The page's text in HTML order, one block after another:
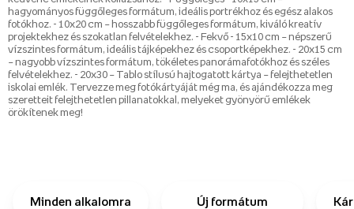
hagyományos függőleges formátum, ideális portrékhoz és egész alakos
fotókhoz. - 10x20 cm – hosszabb függőleges formátum, kiváló kreatív
projektekhez és szokatlan felvételekhez. - Fekvő - 15x10 cm – népszerű
vízszintes formátum, ideális tájképekhez és csoportképekhez. - 20x15 cm
– nagyobb vízszintes formátum, tökéletes panorámafotókhoz és széles
felvételekhez. - 20x30 – Tablo stílusú hajtogatott kártya – felejthetetlen
iskolai emlék. Tervezze meg fotókártyáját még ma, és ajándékozza meg
szeretteit felejthetetlen pillanatokkal, melyeket gyönyörű emlékek
örökítenek meg!
Minden alkalomra Új formátum